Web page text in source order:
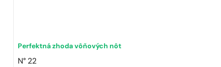
Perfektná zhoda vôňových nôt
N° 22